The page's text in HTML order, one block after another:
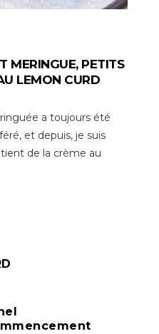
MERINGUE, PETITS
LEMON CURD
a toujours été
et depuis, je suis
de la crème au